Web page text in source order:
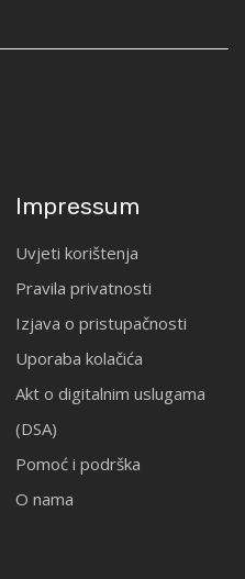
Impressum
Uvjeti korištenja
Pravila privatnosti
Izjava o pristupačnosti
Uporaba kolačića
Akt o digitalnim uslugama
(DSA)
Pomoć i podrška
O nama